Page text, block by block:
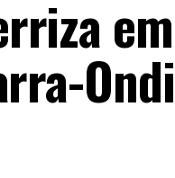
em